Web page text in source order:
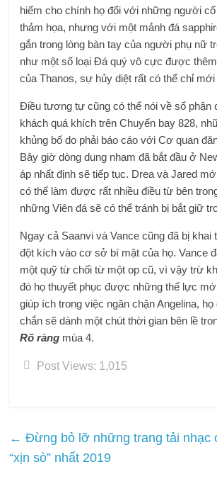
hiểm cho chính họ đối với những người
thảm họa, nhưng với một mảnh đá
gắn trong lòng bàn tay của người phụ nữ
như một số loại Đá quý vô cực được
của Thanos, sự hủy diệt rất có thể chỉ mới
Điều tương tự cũng có thể nói về số phận
khách quá khích trên Chuyến bay 828,
khủng bố do phải báo cáo với Cơ quan
Bây giờ dòng dung nham đã bắt đầu ở
áp nhất định sẽ tiếp tục. Drea và Jared
có thể làm được rất nhiều điều từ bên
những Viên đá sẽ có thể tránh bị bắt giữ
Ngay cả Saanvi và Vance cũng đã bị khai
đột kích vào cơ sở bí mật của họ. Vance
một quỹ từ chối từ một op cũ, vì vậy trừ
đó họ thuyết phục được những thế lực
giúp ích trong việc ngăn chặn Angelina,
chắn sẽ dành một chút thời gian bên lề
Rõ ràng mùa 4.
Post Views: 1,015
← Đừng bỏ lỡ những trang tải nhạc
“xịn sò” nhất 2019